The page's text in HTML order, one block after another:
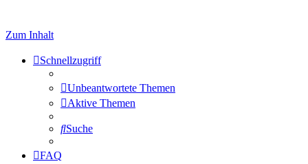
Zum Inhalt
Schnellzugriff
Unbeantwortete Themen
Aktive Themen
Suche
FAQ